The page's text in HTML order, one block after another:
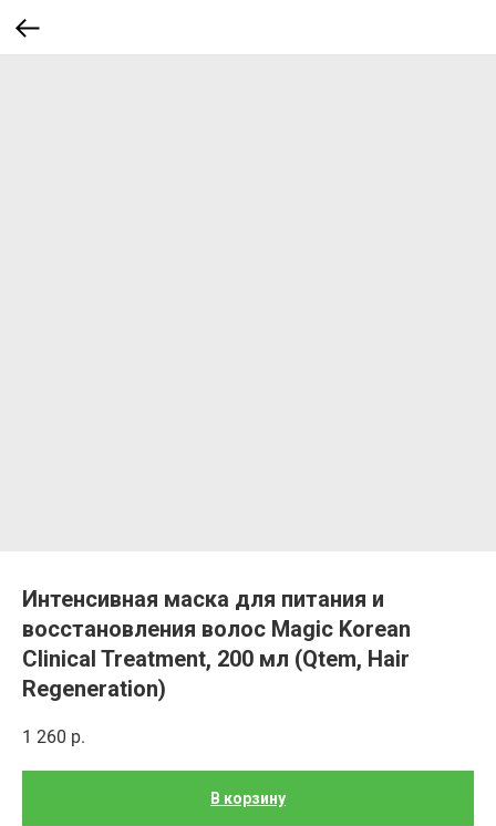
Интенсивная маска для питания и
восстановления волос Magic Korean
Clinical Treatment, 200 мл (Qtem, Hair
Regeneration)
1 260 р.
В корзину